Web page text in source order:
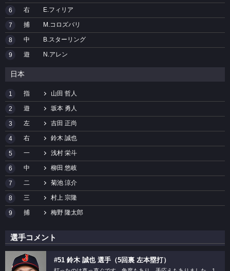
6 右 E.フィリア
7 捕 M.コロズバリ
8 中 B.スターリング
9 遊 N.アレン
日本
1 指 山田 哲人
2 遊 坂本 勇人
3 左 吉田 正尚
4 右 鈴木 誠也
5 一 浅村 栄斗
6 中 柳田 悠岐
7 二 菊池 涼介
8 三 村上 宗隆
9 捕 梅野 隆太郎
選手コメント
#51 鈴木 誠也 選手（5回裏 左本塁打）